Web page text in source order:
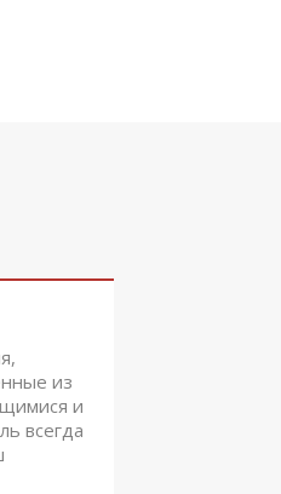
из
и
всегда